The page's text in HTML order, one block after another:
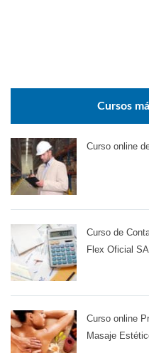
Cursos
Curso online
Curso de
Flex Oficial
Curso online
Masaje